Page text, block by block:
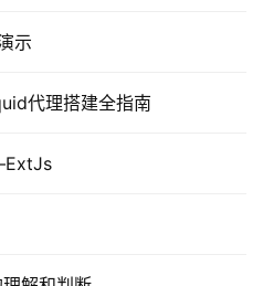
示
代理搭建全指南